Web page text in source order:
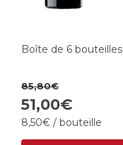
Boîte de 6 bouteilles
85,80€
51,00€
8,50€ / bouteille